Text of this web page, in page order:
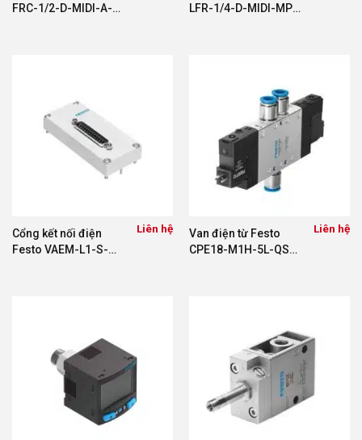
FRC-1/2-D-MIDI-A-
LFR-1/4-D-MIDI-MPA
Cổng kết nối điện
Festo VAEM-L1-S-
Liên hệ
Van điện từ Festo
CPE18-M1H-5L-QS-8
Liên hệ